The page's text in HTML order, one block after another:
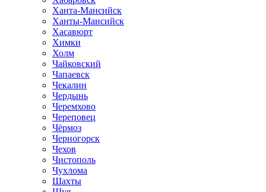
Ханта-Мансийск
Ханты-Мансийск
Хасавюрт
Химки
Холм
Чайковский
Чапаевск
Чекалин
Чердынь
Черемхово
Череповец
Чёрмоз
Черногорск
Чехов
Чистополь
Чухлома
Шахты